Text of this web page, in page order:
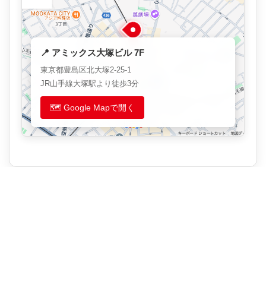
📍 アミックス大塚ビル 7F
東京都豊島区北大塚2-25-1
JR山手線大塚駅より徒歩3分
🗺️ Google Mapで開く